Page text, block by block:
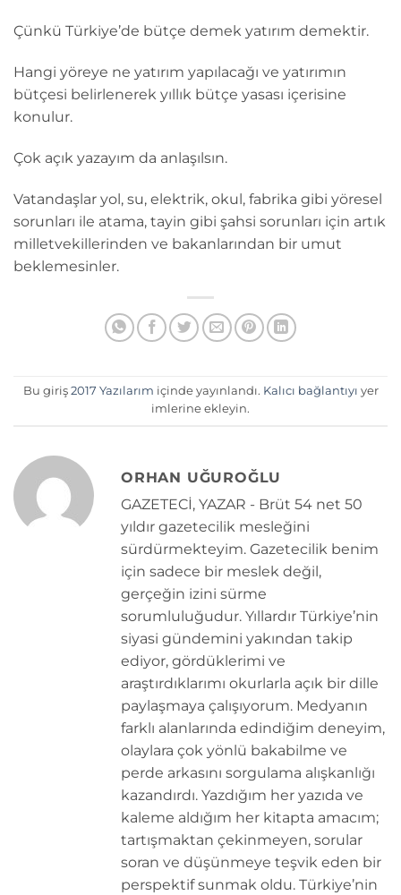
Çünkü Türkiye’de bütçe demek yatırım demektir.
Hangi yöreye ne yatırım yapılacağı ve yatırımın
bütçesi belirlenerek yıllık bütçe yasası içerisine
konulur.
Çok açık yazayım da anlaşılsın.
Vatandaşlar yol, su, elektrik, okul, fabrika gibi yöresel
sorunları ile atama, tayin gibi şahsi sorunları için artık
milletvekillerinden ve bakanlarından bir umut
beklemesinler.
Bu giriş 2017 Yazılarım içinde yayınlandı. Kalıcı bağlantıyı yer
imlerine ekleyin.
ORHAN UĞUROĞLU
GAZETECİ, YAZAR - Brüt 54 net 50
yıldır gazetecilik mesleğini
sürdürmekteyim. Gazetecilik benim
için sadece bir meslek değil,
gerçeğin izini sürme
sorumluluğudur. Yıllardır Türkiye’nin
siyasi gündemini yakından takip
ediyor, gördüklerimi ve
araştırdıklarımı okurlarla açık bir dille
paylaşmaya çalışıyorum. Medyanın
farklı alanlarında edindiğim deneyim,
olaylara çok yönlü bakabilme ve
perde arkasını sorgulama alışkanlığı
kazandırdı. Yazdığım her yazıda ve
kaleme aldığım her kitapta amacım;
tartışmaktan çekinmeyen, sorular
soran ve düşünmeye teşvik eden bir
perspektif sunmak oldu. Türkiye’nin